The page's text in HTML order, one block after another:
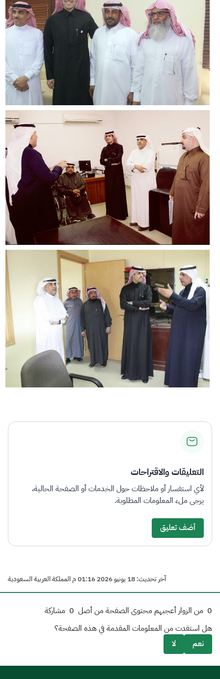
التعليقات والاقتراحات
لأي استفسار أو ملاحظات حول الخدمات أو الصفحة الحالية،
يرجى ملء المعلومات المطلوبة.
أضف تعليق
آخر تحديث: 18 يونيو 2026 01:16 م المملكة العربية السعودية
0 من الزوار أعجبهم محتوى الصفحة من أصل 0 مشاركة
هل استفدت من المعلومات المقدمة في هذه الصفحة؟
نعم
لا